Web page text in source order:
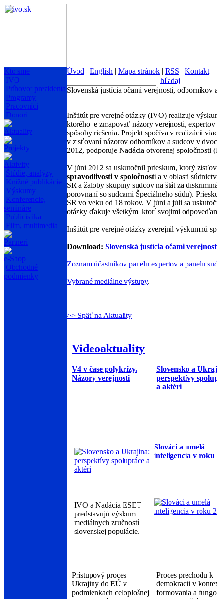
Kto sme
IVO
Príhovor prezidenta
Programy
Pracovníci
Donori
Aktuality
Projekty
Aktivity
Štúdie, analýzy
Knižné publikácie
Výskumy
Konferencie,
semináre
Publicistika
Film, multimedia
Partneri
e-Shop
Obchodné
podmienky
Úvod | English | Mapa stránok | RSS | Kontakt
hľadaj
Slovenská justícia očami verejnosti, odborníkov
Inštitút pre verejné otázky (IVO) realizuje
ktorého je zmapovať názory verejnosti,
spôsoby riešenia. Projekt spočíva v realizácii
v zisťovaní názorov odborníkov a sudcov v
2012, podporuje Nadácia otvorenej spoločnosti
V júni 2012 sa uskutočnil prieskum, ktorý
spravodlivosti v spoločnosti a v oblasti
SR a žaloby skupiny sudcov na štát za
porovnaní so sudcami Špeciálneho súdu).
SR vo veku od 18 rokov. V júni a júli sa
otázky ďakuje všetkým, ktorí svojimi
Inštitút pre verejné otázky zverejnil výskumnú
Download: Slovenská justícia očami
Zoznam účastníkov panelu expertov a panelu
Vybrané mediálne výstupy.
>> Späť na Aktuality
Videoaktuality
V4 v čase polykrízy.
Názory verejnosti
Slovensko a
perspektívy
a aktéri
Slováci a umelá
inteligencia v roku
IVO a Nadácia ESET
predstavujú výskum
mediálnych zručností
slovenskej populácie.
Prístupový proces
Ukrajiny do EÚ v
podmienkach celoplošnej
Proces prechodu k
demokracii v
formovania a